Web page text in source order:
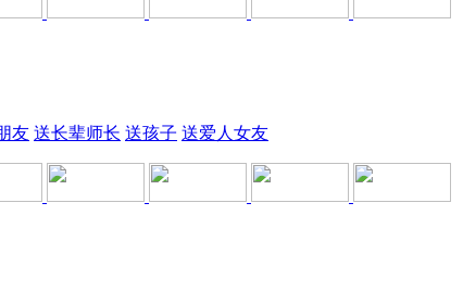
友 送长辈师长 送孩子 送爱人女友